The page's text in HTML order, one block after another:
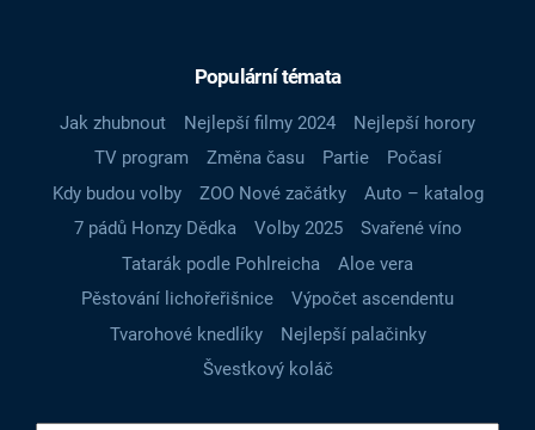
Populární témata
Jak zhubnout Nejlepší filmy 2024
Nejlepší horory
TV program
Změna času Partie
Počasí
Kdy budou volby
ZOO Nové začátky
Auto – katalog
7 pádů Honzy Dědka
Volby 2025
Svařené víno
Tatarák podle Pohlreicha
Aloe vera
Pěstování lichořeřišnice
Výpočet ascendentu
Tvarohové knedlíky
Nejlepší palačinky
Švestkový koláč